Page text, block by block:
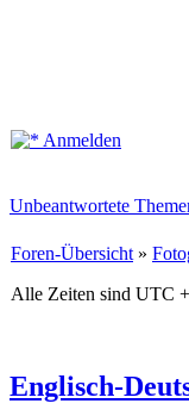
Anmelden
Unbeantwortete
Foren-Übersicht »
Alle Zeiten sind UTC
Englisch-